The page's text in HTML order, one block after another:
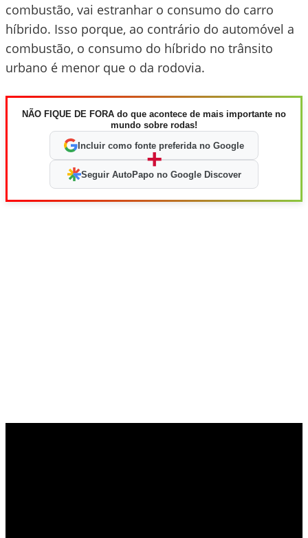
combustão, vai estranhar o consumo do carro
híbrido. Isso porque, ao contrário do automóvel a
combustão, o consumo do híbrido no trânsito
urbano é menor que o da rodovia.
NÃO FIQUE DE FORA do que acontece de mais importante no
mundo sobre rodas!
Incluir como fonte preferida no Google
+
Seguir AutoPapo no Google Discover